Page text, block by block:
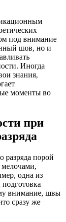
под внимание
шов, но и
Иногда
знания,
моменты во
при
разряда порой
мелочами,
одна из
внимание, швы
сразу же